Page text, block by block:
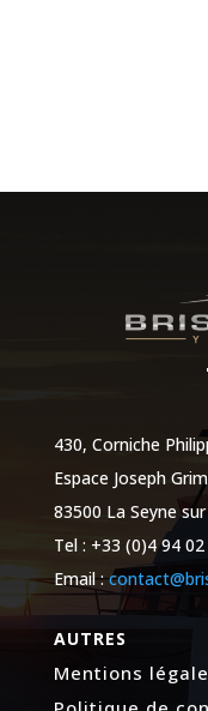
430, Corniche
Espace Joseph
83500 La Seyne
Tel : +33 (0)4 94 02
Email :
AUTRES
Mentions